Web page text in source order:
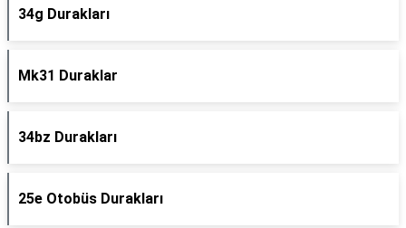
34g Durakları
Mk31 Duraklar
34bz Durakları
25e Otobüs Durakları